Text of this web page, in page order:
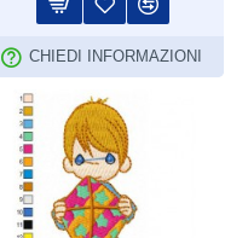
CHIEDI INFORMAZIONI